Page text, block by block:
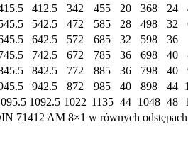
412.5 342 455 20 368 24
542.5 472 585 28 498 32
642.5 572 685 32 598 36
742.5 672 785 36 698 40
842.5 772 885 36 798 40
942.5 872 985 40 898 44
1092.5 1022 1135 44 1048 48
71412 AM 8×1 w równych odstępach